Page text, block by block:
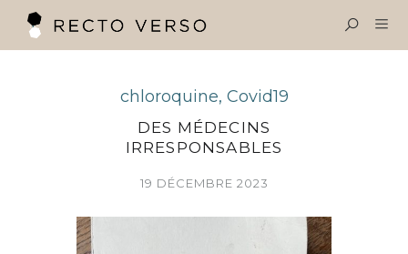
OBJECTIF SANTÉ
LE BLOG SANTÉ
chloroquine, Covid19
DES MÉDECINS
IRRESPONSABLES
19 DÉCEMBRE 2023